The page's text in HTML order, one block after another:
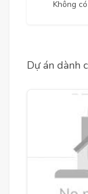
Không
Dự án dành